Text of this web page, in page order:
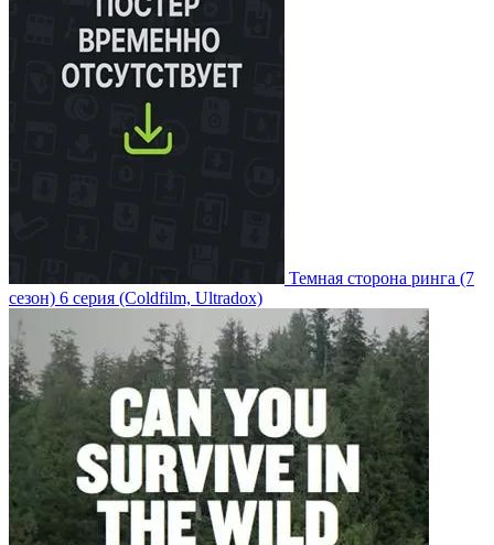
Темная сторона ринга (7
сезон) 6 серия (Coldfilm, Ultradox)